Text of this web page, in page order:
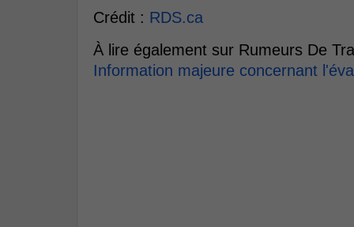
Crédit : RDS.ca
À lire également sur Rumeurs De
Information majeure concernant